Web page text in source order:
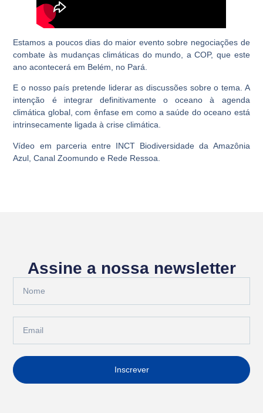
Estamos a poucos dias do maior evento sobre negociações de
combate às mudanças climáticas do mundo, a COP, que este
ano acontecerá em Belém, no Pará.
E o nosso país pretende liderar as discussões sobre o tema. A
intenção é integrar definitivamente o oceano à agenda
climática global, com ênfase em como a saúde do oceano está
intrinsecamente ligada à crise climática.
Vídeo em parceria entre INCT Biodiversidade da Amazônia
Azul, Canal Zoomundo e Rede Ressoa.
Assine a nossa newsletter
Inscrever